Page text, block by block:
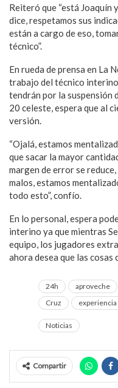
Reiteró que “está Joaquín
dice, respetamos sus
están a cargo de eso,
técnico”.
En rueda de prensa en La
trabajo del técnico interino
tendrán por la suspensión
20 celeste, espera que al
versión.
“Ojalá, estamos
que sacar la mayor
margen de error se
malos, estamos
todo esto”, confío.
En lo personal, espera
interino ya que mientras
equipo, los jugadores
ahora desea que las cosas
24h aproveche
Cruz
experiencia
Noticias
Compartir